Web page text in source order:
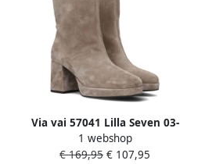
Via vai 57041 Lilla Seven 03-
271 Beige Enkellaarzen
1 webshop
€ 169,95 € 107,95